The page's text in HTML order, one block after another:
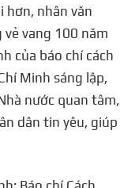
hơn, nhân văn
vang 100 năm
của báo chí cách
Minh sáng lập,
nước quan tâm,
dân tin yêu, giúp